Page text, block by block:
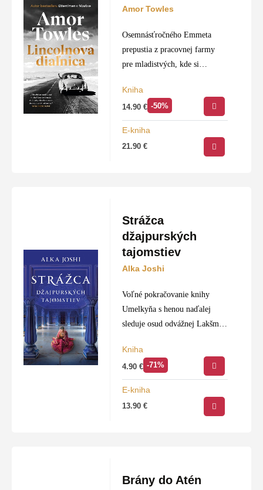
Amor Towles
Osemnásťročného Emmeta
prepustia z pracovnej farmy
pre mladistvých, kde si
neúmyselné zabitie. Emmet
túži len po jedinej veci: zbaliť
svojho mladšieho osemročného
Kniha
14.90€ -50%
E-kniha
21.90€
Strážca
džajpurských
tajomstiev
Alka Joshi
Voľné pokračovanie knihy
Umelkyňa s henou naďalej
sleduje osud odvážnej Lakšmí,
je jej pomocník Malik. Je leto
1969 a Lakšmí, teraz vydatá za
Dr. Jaya Kumara…
Kniha
4.90€ -71%
E-kniha
13.90€
Brány do Atén